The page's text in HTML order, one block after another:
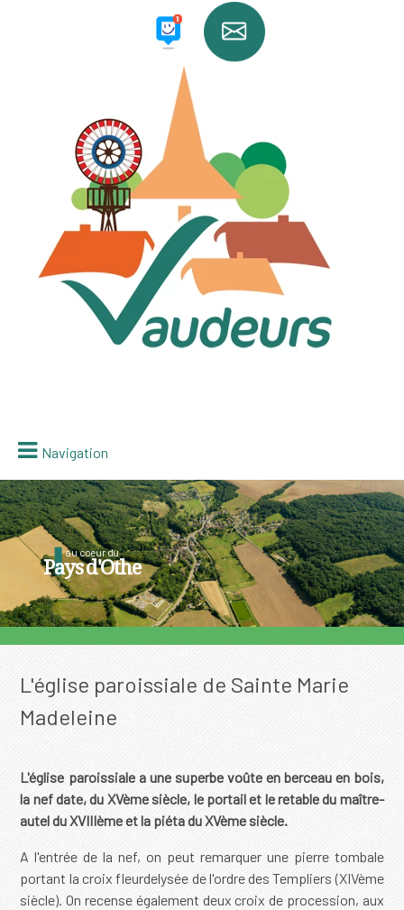
Navigation
au coeur du
Pays d'Othe
L'église paroissiale de Sainte Marie
Madeleine
L'église paroissiale a une superbe voûte en berceau en bois,
la nef date, du XVème siècle, le portail et le retable du maître-
autel du XVIIIème et la piéta du XVème siècle.
A l'entrée de la nef, on peut remarquer une pierre tombale
portant la croix fleurdelysée de l'ordre des Templiers (XIVème
siècle). On recense également deux croix de procession, aux